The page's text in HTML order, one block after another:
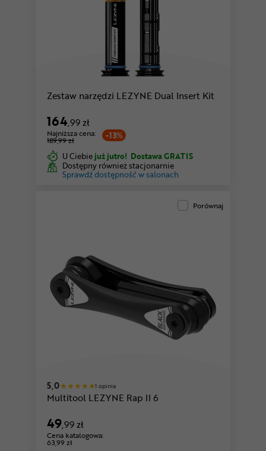
Zestaw narzędzi LEZYNE Dual Insert Kit
164,99 zł
-13%
Najniższa cena:
189,99 zł
U Ciebie już jutro! Dostawa GRATIS
Dostępny również stacjonarnie
Sprawdź dostępność w salonach
Porównaj
5,0 1 opinia
Multitool LEZYNE Rap II 6
49,99 zł
Cena katalogowa:
63,99 zł